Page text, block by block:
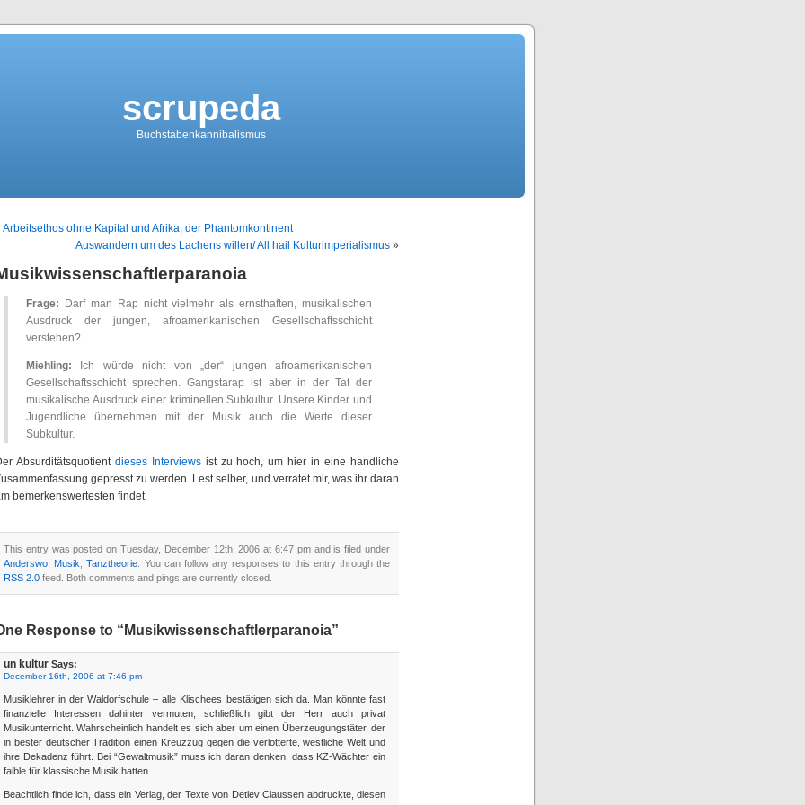
scrupeda
Buchstabenkannibalismus
Arbeitsethos ohne Kapital und Afrika, der Phantomkontinent
Auswandern um des Lachens willen/ All hail Kulturimperialismus »
Frage: Darf man Rap nicht vielmehr als ernsthaften, musikalischen
Ausdruck der jungen, afroamerikanischen Gesellschaftsschicht
verstehen?
Miehling: Ich würde nicht von „der“ jungen afroamerikanischen
Gesellschaftsschicht sprechen. Gangstarap ist aber in der Tat der
musikalische Ausdruck einer kriminellen Subkultur. Unsere Kinder und
Jugendliche übernehmen mit der Musik auch die Werte dieser
Subkultur.
Absurditätsquotient dieses Interviewsist zu hoch, um hier in eine handliche
gepresst zu werden. Lest selber, und verratet mir, was ihr daran
bemerkenswertesten findet.
This entry was posted on Tuesday, December 12th, 2006 at 6:47 pm and is filed under
Anderswo ,Musik ,Tanztheorie . You can follow any responses to this entry through the
RSS 2.0 feed. Both comments and pings are currently closed.
Response to “Musikwissenschaftlerparanoia”
un kultur Says:
December 16th, 2006 at 7:46 pm
Musiklehrer in der Waldorfschule – alle Klischees bestätigen sich da. Man könnte fast
finanzielle Interessen dahinter vermuten, schließlich gibt der Herr auch privat
Musikunterricht. Wahrscheinlich handelt es sich aber um einen Überzeugungstäter, der
in bester deutscher Tradition einen Kreuzzug gegen die verlotterte, westliche Welt und
ihre Dekadenz führt. Bei “Gewaltmusik” muss ich daran denken, dass KZ-Wächter ein
faible für klassische Musik hatten.
Beachtlich finde ich, dass ein Verlag, der Texte von Detlev Claussen abdruckte, diesen